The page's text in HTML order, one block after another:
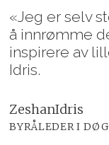
«Jeg er selv
å innrømme
inspirere av
Idris.
ZeshanIdris
BYRÅLEDER I